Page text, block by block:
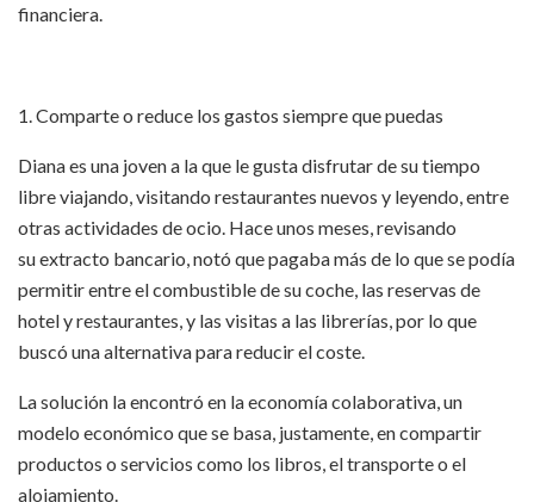
financiera.
1. Comparte o reduce los gastos siempre que puedas
Diana es una joven a la que le gusta disfrutar de su tiempo
libre viajando, visitando restaurantes nuevos y leyendo, entre
otras actividades de ocio. Hace unos meses, revisando
su extracto bancario, notó que pagaba más de lo que se podía
permitir entre el combustible de su coche, las reservas de
hotel y restaurantes, y las visitas a las librerías, por lo que
buscó una alternativa para reducir el coste.
La solución la encontró en la economía colaborativa, un
modelo económico que se basa, justamente, en compartir
productos o servicios como los libros, el transporte o el
alojamiento.